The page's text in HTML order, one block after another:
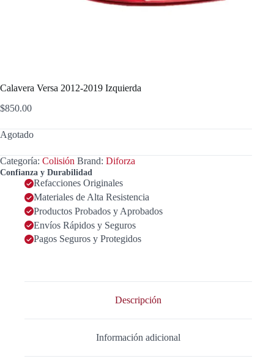
Calavera Versa 2012-2019 Izquierda
$850.00
Agotado
Categoría: Colisión Brand: Diforza
Confianza y Durabilidad
Refacciones Originales
Materiales de Alta Resistencia
Productos Probados y Aprobados
Envíos Rápidos y Seguros
Pagos Seguros y Protegidos
Descripción
Información adicional